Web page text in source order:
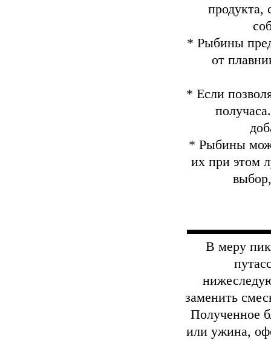
продукта,
* Рыбины
от
* Если
* Рыбины
их при этом
В меру
заменить
Полученное
или ужина,